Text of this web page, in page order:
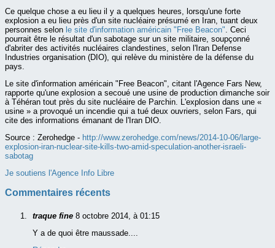
Ce quelque chose a eu lieu il y a quelques heures, lorsqu'une forte
explosion a eu lieu près d'un site nucléaire présumé en Iran, tuant deux
personnes selon le site d'information américain "Free Beacon". Ceci
pourrait être le résultat d'un sabotage sur un site militaire, soupçonné
d'abriter des activités nucléaires clandestines, selon l'Iran Defense
Industries organisation (DIO), qui relève du ministère de la défense du
pays.
Le site d'information américain "Free Beacon", citant l'Agence Fars New,
rapporte qu'une explosion a secoué une usine de production dimanche soir
à Téhéran tout près du site nucléaire de Parchin. L'explosion dans une «
usine » a provoqué un incendie qui a tué deux ouvriers, selon Fars, qui
cite des informations émanant de l'Iran DIO.
Source : Zerohedge - http://www.zerohedge.com/news/2014-10-06/large-
explosion-iran-nuclear-site-kills-two-amid-speculation-another-israeli-
sabotag
Je soutiens l'Agence Info Libre
Commentaires récents
traque fine 8 octobre 2014, à 01:15
Y a de quoi être maussade....